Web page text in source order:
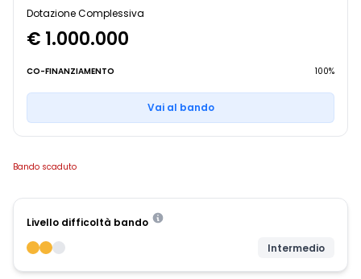
Dotazione Complessiva
€ 1.000.000
CO-FINANZIAMENTO 100%
Vai al bando
Bando scaduto
Livello difficoltà bando
Intermedio